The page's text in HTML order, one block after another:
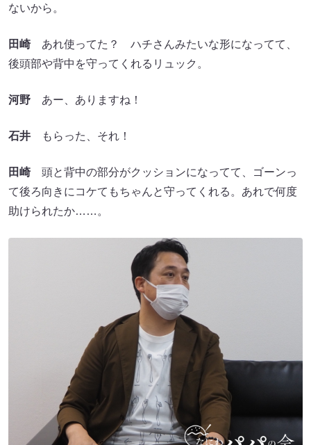
ないから。
田崎あれ使ってた？ ハチさんみたいな形になってて、
後頭部や背中を守ってくれるリュック。
河野 あー、ありますね！
石井 もらった、それ！
田崎頭と背中の部分がクッションになってて、ゴーンっ
て後ろ向きにコケてもちゃんと守ってくれる。あれで何度
助けられたか……。